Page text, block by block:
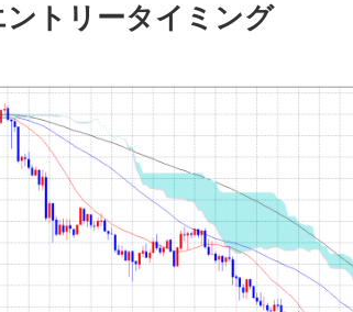
トリータイミング